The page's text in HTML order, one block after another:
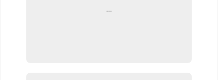
...